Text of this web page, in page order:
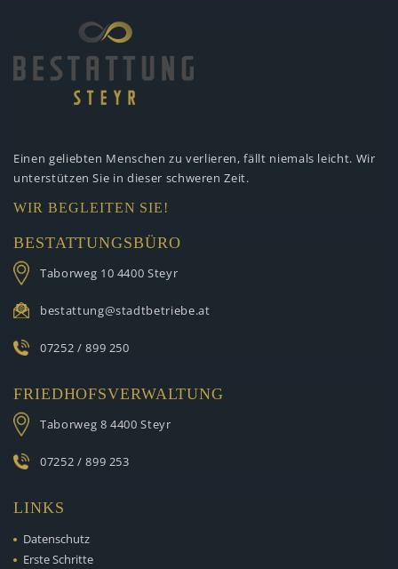
Einen geliebten Menschen zu verlieren, fällt niemals leicht. Wir
unterstützen Sie in dieser schweren Zeit.
WIR BEGLEITEN SIE!
BESTATTUNGSBÜRO
Taborweg 10 4400 Steyr
bestattung@stadtbetriebe.at
07252 / 899 250
FRIEDHOFSVERWALTUNG
Taborweg 8 4400 Steyr
07252 / 899 253
LINKS
Datenschutz
Erste Schritte